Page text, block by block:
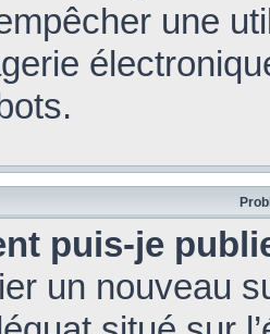
une
puis-je
un nouveau